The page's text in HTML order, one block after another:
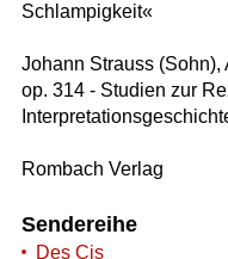
Schlampigkeit«
Johann Strauss
op. 314 - Studien zur
Rombach Verlag
Sendereihe
Des Cis